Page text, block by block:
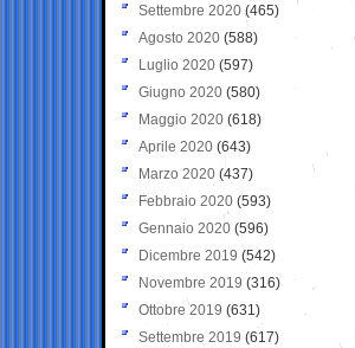
Settembre 2020(465)
Agosto 2020 (588)
Luglio 2020 (597)
Giugno 2020 (580)
Maggio 2020 (618)
Aprile 2020 (643)
Marzo 2020 (437)
Febbraio 2020 (593)
Gennaio 2020 (596)
Dicembre 2019 (542)
Novembre 2019 (316)
Ottobre 2019 (631)
Settembre 2019 (617)